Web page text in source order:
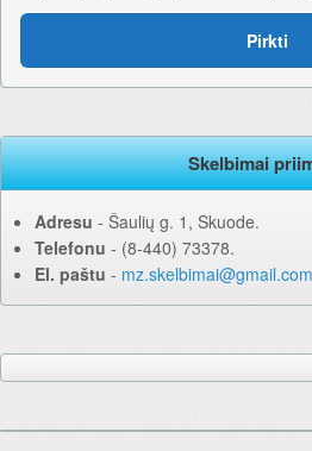
Pirkti
Skelbimai
Adresu ‐ Šaulių g. 1, Skuode.
Telefonu ‐ (8-440) 73378.
El. paštu ‐ mz.skelbimai@gmail.com